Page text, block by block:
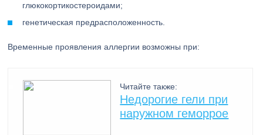
глюкокортикостероидами;
генетическая предрасположенность.
Временные проявления аллергии возможны при:
Читайте также:
Недорогие гели при
наружном геморрое